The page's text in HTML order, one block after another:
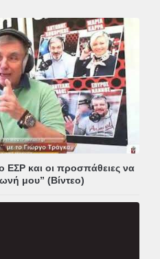
ΕΣΡ και οι προσπάθειες να
μου” (Βίντεο)